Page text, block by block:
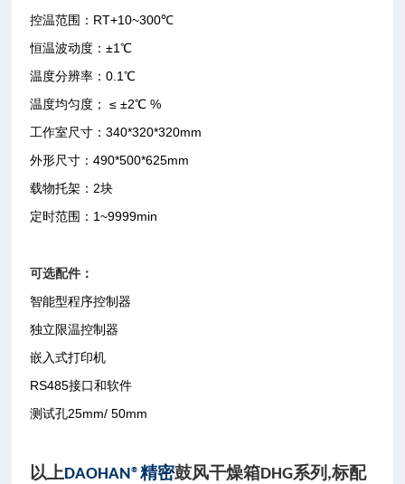
控温范围：RT+10~300℃
恒温波动度：±1℃
温度分辨率：0.1℃
温度均匀度； ≤ ±2℃ %
工作室尺寸：340*320*320mm
外形尺寸：490*500*625mm
载物托架：2块
定时范围：1~9999min
可选配件：
智能型程序控制器
独立限温控制器
嵌入式打印机
RS485接口和软件
测试孔25mm/ 50mm
以上DAOHAN®精密鼓风干燥箱DHG系列 ,标配